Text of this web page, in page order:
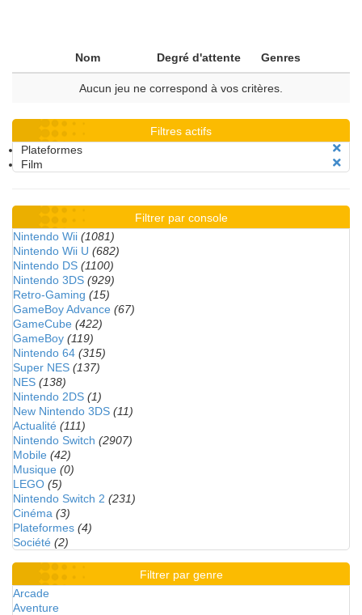
Nom Degré d'attente Genres
Aucun jeu ne correspond à vos critères.
Filtres actifs
Plateformes
Film
Filtrer par console
Nintendo Wii (1081)
Nintendo Wii U (682)
Nintendo DS (1100)
Nintendo 3DS (929)
Retro-Gaming (15)
GameBoy Advance (67)
GameCube (422)
GameBoy (119)
Nintendo 64 (315)
Super NES (137)
NES (138)
Nintendo 2DS (1)
New Nintendo 3DS (11)
Actualité (111)
Nintendo Switch (2907)
Mobile (42)
Musique (0)
LEGO (5)
Nintendo Switch 2 (231)
Cinéma (3)
Plateformes (4)
Société (2)
Filtrer par genre
Arcade
Aventure